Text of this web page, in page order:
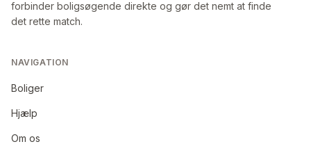
forbinder boligsøgende direkte og gør det nemt at finde
det rette match.
NAVIGATION
Boliger
Hjælp
Om os